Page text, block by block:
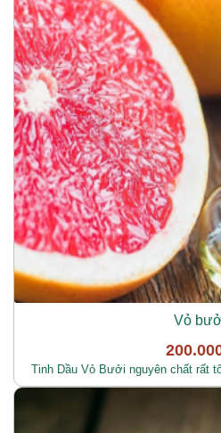
Vỏ
Tinh Dầu Vỏ Bưởi nguyên chất rất